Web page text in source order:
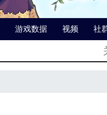
游戏数据 视频 社